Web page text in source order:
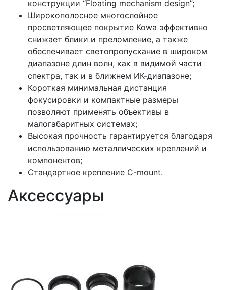
конструкции “Floating mechanism design”;
Широкополосное многослойное
просветляющее покрытие Kowa эффективно
снижает блики и преломление, а также
обеспечивает светопропускание в широком
диапазоне длин волн, как в видимой части
спектра, так и в ближнем ИК-диапазоне;
Короткая минимальная дистанция
фокусировки и компактные размеры
позволяют применять объективы в
малогабаритных системах;
Высокая прочность гарантируется благодаря
использованию металлических креплений и
компонентов;
Стандартное крепление C-mount.
Аксессуары